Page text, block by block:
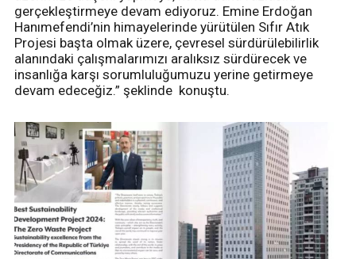
gerçekleştirmeye devam ediyoruz. Emine Erdoğan
Hanımefendi’nin himayelerinde yürütülen Sıfır Atık
Projesi başta olmak üzere, çevresel sürdürülebilirlik
alanındaki çalışmalarımızı aralıksız sürdürecek ve
insanlığa karşı sorumluluğumuzu yerine getirmeye
devam edeceğiz.” şeklinde konuştu.